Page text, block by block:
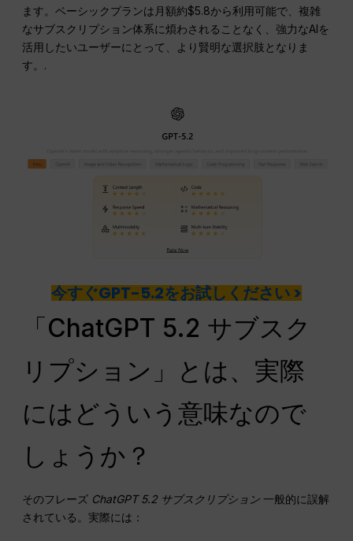
ます。ベーシックプランは月額約$5.8から利用可能で、複雑
なサブスクリプション体系に煩わされることなく、強力なAIを
活用したいユーザーにとって、より賢明な選択肢となりま
す。.
今すぐGPT-5.2をお試しください >
「ChatGPT 5.2 サブスク
リプション」とは、実際
にはどういう意味なので
しょうか？
そのフレーズ ChatGPT 5.2 サブスクリプション 一般的に誤解
されている。実際には：